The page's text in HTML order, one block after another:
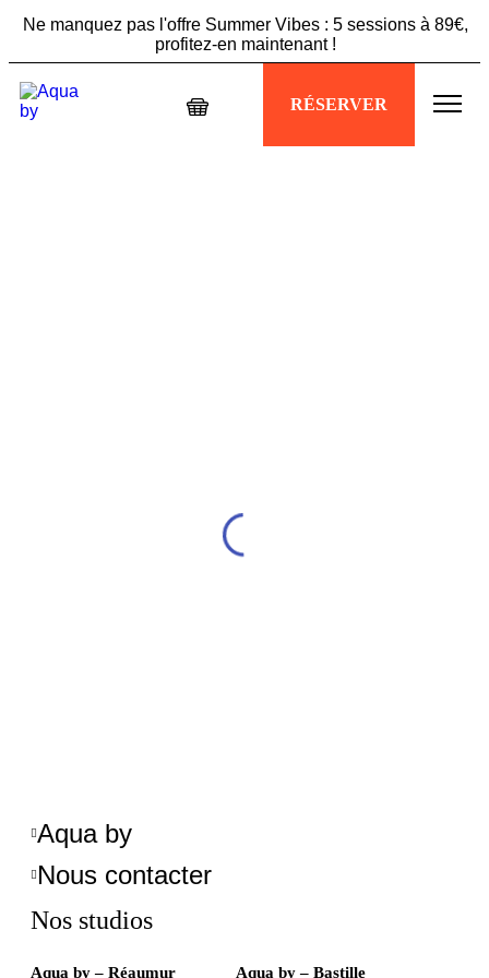
Ne manquez pas l'offre Summer Vibes : 5 sessions à 89€,
profitez-en maintenant !
Échappez à la chaleur, plongez dans votre séance
Aquabiking !RÉSERVER
Aqua by
Nous contacter
Nos studios
Aqua by – Réaumur Aqua by – Bastille